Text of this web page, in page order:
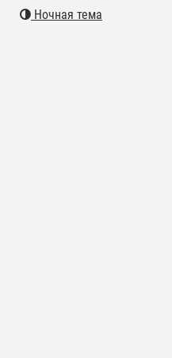
Ночная тема